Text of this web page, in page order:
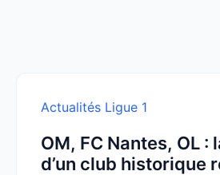
Actualités Ligue 1
OM, FC Nantes, OL :
d’un club historique